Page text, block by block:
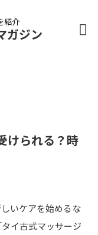
紹介
ガジン
けられる？時
いケアを始めるな
イ古式マッサージ